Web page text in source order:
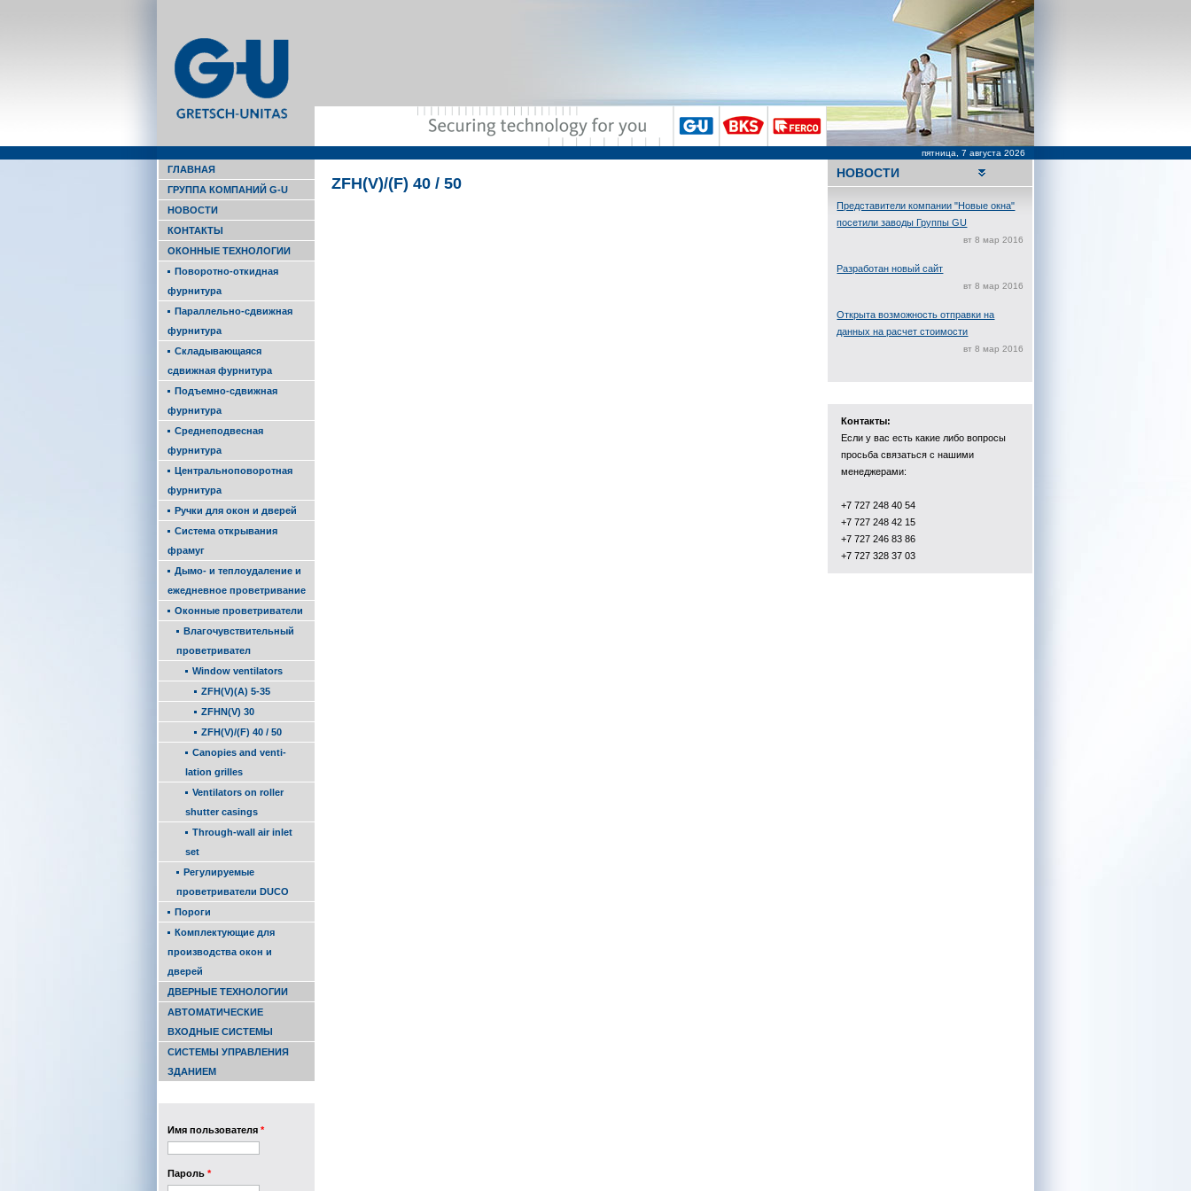
пятница, 7 августа 2026
ГЛАВНАЯ
ГРУППА КОМПАНИЙ G-U
НОВОСТИ
КОНТАКТЫ
ОКОННЫЕ ТЕХНОЛОГИИ
Поворотно-откидная
фурнитура
Параллельно-сдвижная
фурнитура
Складывающаяся
сдвижная фурнитура
Подъемно-сдвижная
фурнитура
Среднеподвесная
фурнитура
Центральноповоротная
фурнитура
Ручки для окон и дверей
Система открывания
фрамуг
Дымо- и теплоудаление и
ежедневное проветривание
Оконные проветриватели
Влагочувствительный
проветривател
Window venti­lators
ZFH(V)(A) 5-35
ZFHN(V) 30
ZFH(V)/(F) 40 / 50
Canopies and venti­
lation grilles
Ventilators on roller
shutter casings
Through-wall air inlet
set
Регулируемые
проветриватели DUCO
Пороги
Комплектующие для
производства окон и
дверей
ДВЕРНЫЕ ТЕХНОЛОГИИ
АВТОМАТИЧЕСКИЕ
ВХОДНЫЕ СИСТЕМЫ
СИСТЕМЫ УПРАВЛЕНИЯ
ЗДАНИЕМ
Имя пользователя *
Пароль *
ZFH(V)/(F) 40 / 50
НОВОСТИ
Представители компании "Новые окна"
посетили заводы Группы GU
вт 8 мар 2016
Разработан новый сайт
вт 8 мар 2016
Открыта возможность отправки на
данных на расчет стоимости
вт 8 мар 2016
Контакты:
Если у вас есть какие либо вопросы
просьба связаться с нашими
менеджерами:
+7 727 248 40 54
+7 727 248 42 15
+7 727 246 83 86
+7 727 328 37 03